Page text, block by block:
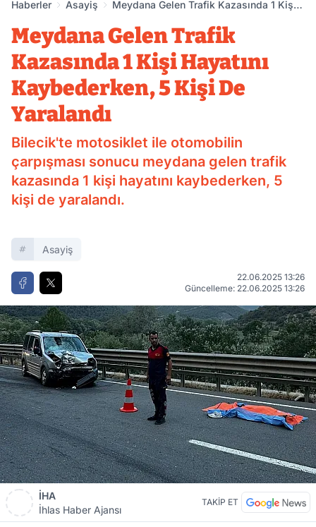
Haberler Asayiş
Meydana Gelen Trafik Kazasında 1 Kişi
Yaralandı
Meydana Gelen Trafik
Kazasında 1 Kişi Hayatını
Kaybederken, 5 Kişi De
Yaralandı
Bilecik'te motosiklet ile otomobilin
çarpışması sonucu meydana gelen trafik
kazasında 1 kişi hayatını kaybederken, 5
kişi de yaralandı.
Asayiş
22.06.2025 13:26
Güncelleme: 22.06.2025 13:26
İHA
İhlas Haber Ajansı
TAKİP ET